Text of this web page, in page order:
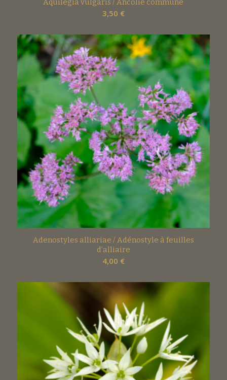
Aquilegia vulgaris / Ancolie commune
3,50 €
Adenostyles alliariae / Adénostyle à feuilles
d’alliaire
4,00 €